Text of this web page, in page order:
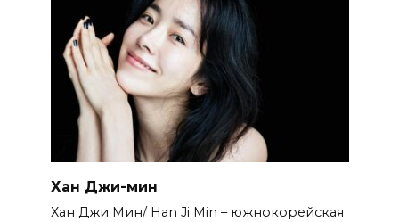
Хан Джи-мин
Хан Джи Мин/ Han Ji Min – южнокорейская